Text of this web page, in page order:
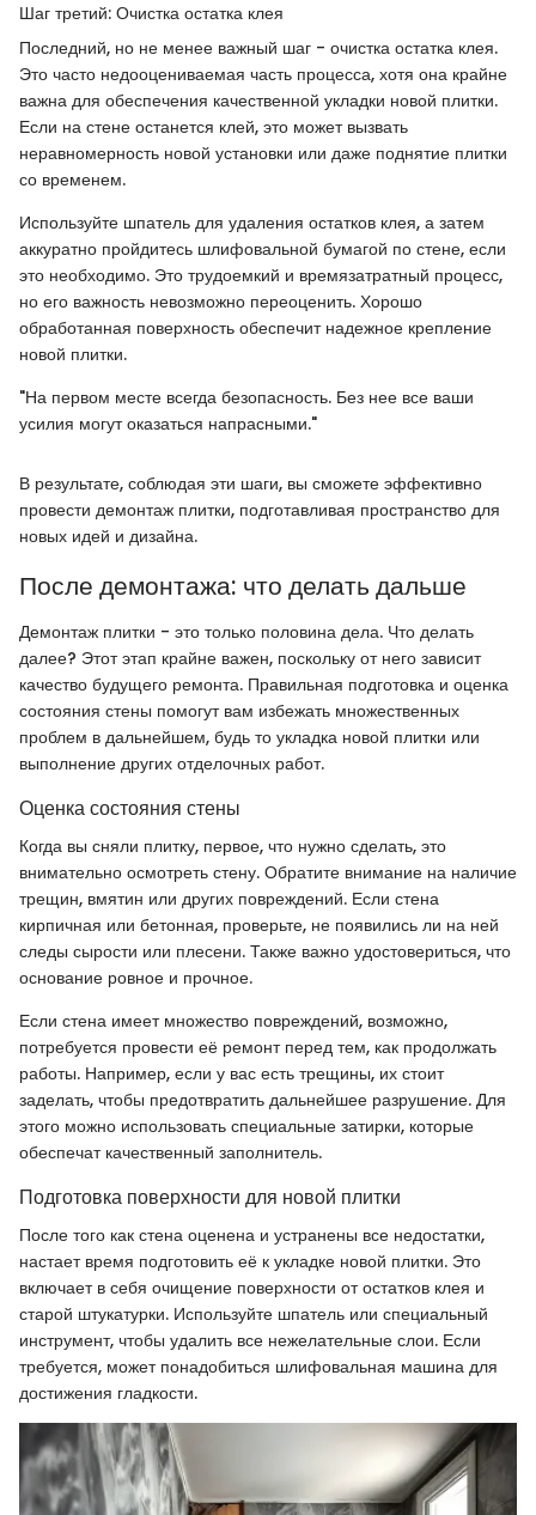
Шаг третий: Очистка остатка клея
Последний, но не менее важный шаг - очистка остатка клея.
Это часто недооцениваемая часть процесса, хотя она крайне
важна для обеспечения качественной укладки новой плитки.
Если на стене останется клей, это может вызвать
неравномерность новой установки или даже поднятие плитки
со временем.
Используйте шпатель для удаления остатков клея, а затем
аккуратно пройдитесь шлифовальной бумагой по стене, если
это необходимо. Это трудоемкий и времязатратный процесс,
но его важность невозможно переоценить. Хорошо
обработанная поверхность обеспечит надежное крепление
новой плитки.
"На первом месте всегда безопасность. Без нее все ваши
усилия могут оказаться напрасными."
В результате, соблюдая эти шаги, вы сможете эффективно
провести демонтаж плитки, подготавливая пространство для
новых идей и дизайна.
После демонтажа: что делать дальше
Демонтаж плитки - это только половина дела. Что делать
далее? Этот этап крайне важен, поскольку от него зависит
качество будущего ремонта. Правильная подготовка и оценка
состояния стены помогут вам избежать множественных
проблем в дальнейшем, будь то укладка новой плитки или
выполнение других отделочных работ.
Оценка состояния стены
Когда вы сняли плитку, первое, что нужно сделать, это
внимательно осмотреть стену. Обратите внимание на наличие
трещин, вмятин или других повреждений. Если стена
кирпичная или бетонная, проверьте, не появились ли на ней
следы сырости или плесени. Также важно удостовериться, что
основание ровное и прочное.
Если стена имеет множество повреждений, возможно,
потребуется провести её ремонт перед тем, как продолжать
работы. Например, если у вас есть трещины, их стоит
заделать, чтобы предотвратить дальнейшее разрушение. Для
этого можно использовать специальные затирки, которые
обеспечат качественный заполнитель.
Подготовка поверхности для новой плитки
После того как стена оценена и устранены все недостатки,
настает время подготовить её к укладке новой плитки. Это
включает в себя очищение поверхности от остатков клея и
старой штукатурки. Используйте шпатель или специальный
инструмент, чтобы удалить все нежелательные слои. Если
требуется, может понадобиться шлифовальная машина для
достижения гладкости.